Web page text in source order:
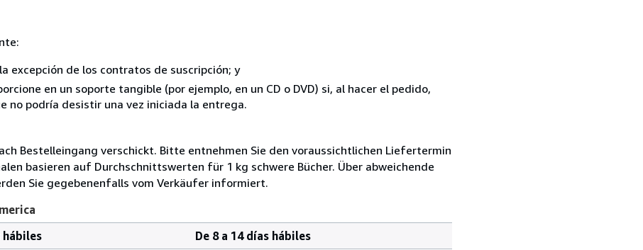
excepción de los contratos de suscripción; y
en un soporte tangible (por ejemplo, en un CD o DVD) si, al hacer el pedido,
no podría desistir una vez iniciada la entrega.
Bestelleingang verschickt. Bitte entnehmen Sie den voraussichtlichen Liefertermin
basieren auf Durchschnittswerten für 1 kg schwere Bücher. Über abweichende
Sie gegebenenfalls vom Verkäufer informiert.
hábiles
De 8 a 14 días hábiles